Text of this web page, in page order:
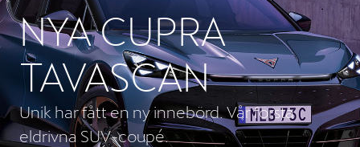
NYA CUPRA
TAVASCAN
Unik har fått en ny innebörd. Vår första
eldrivna SUV-coupé.